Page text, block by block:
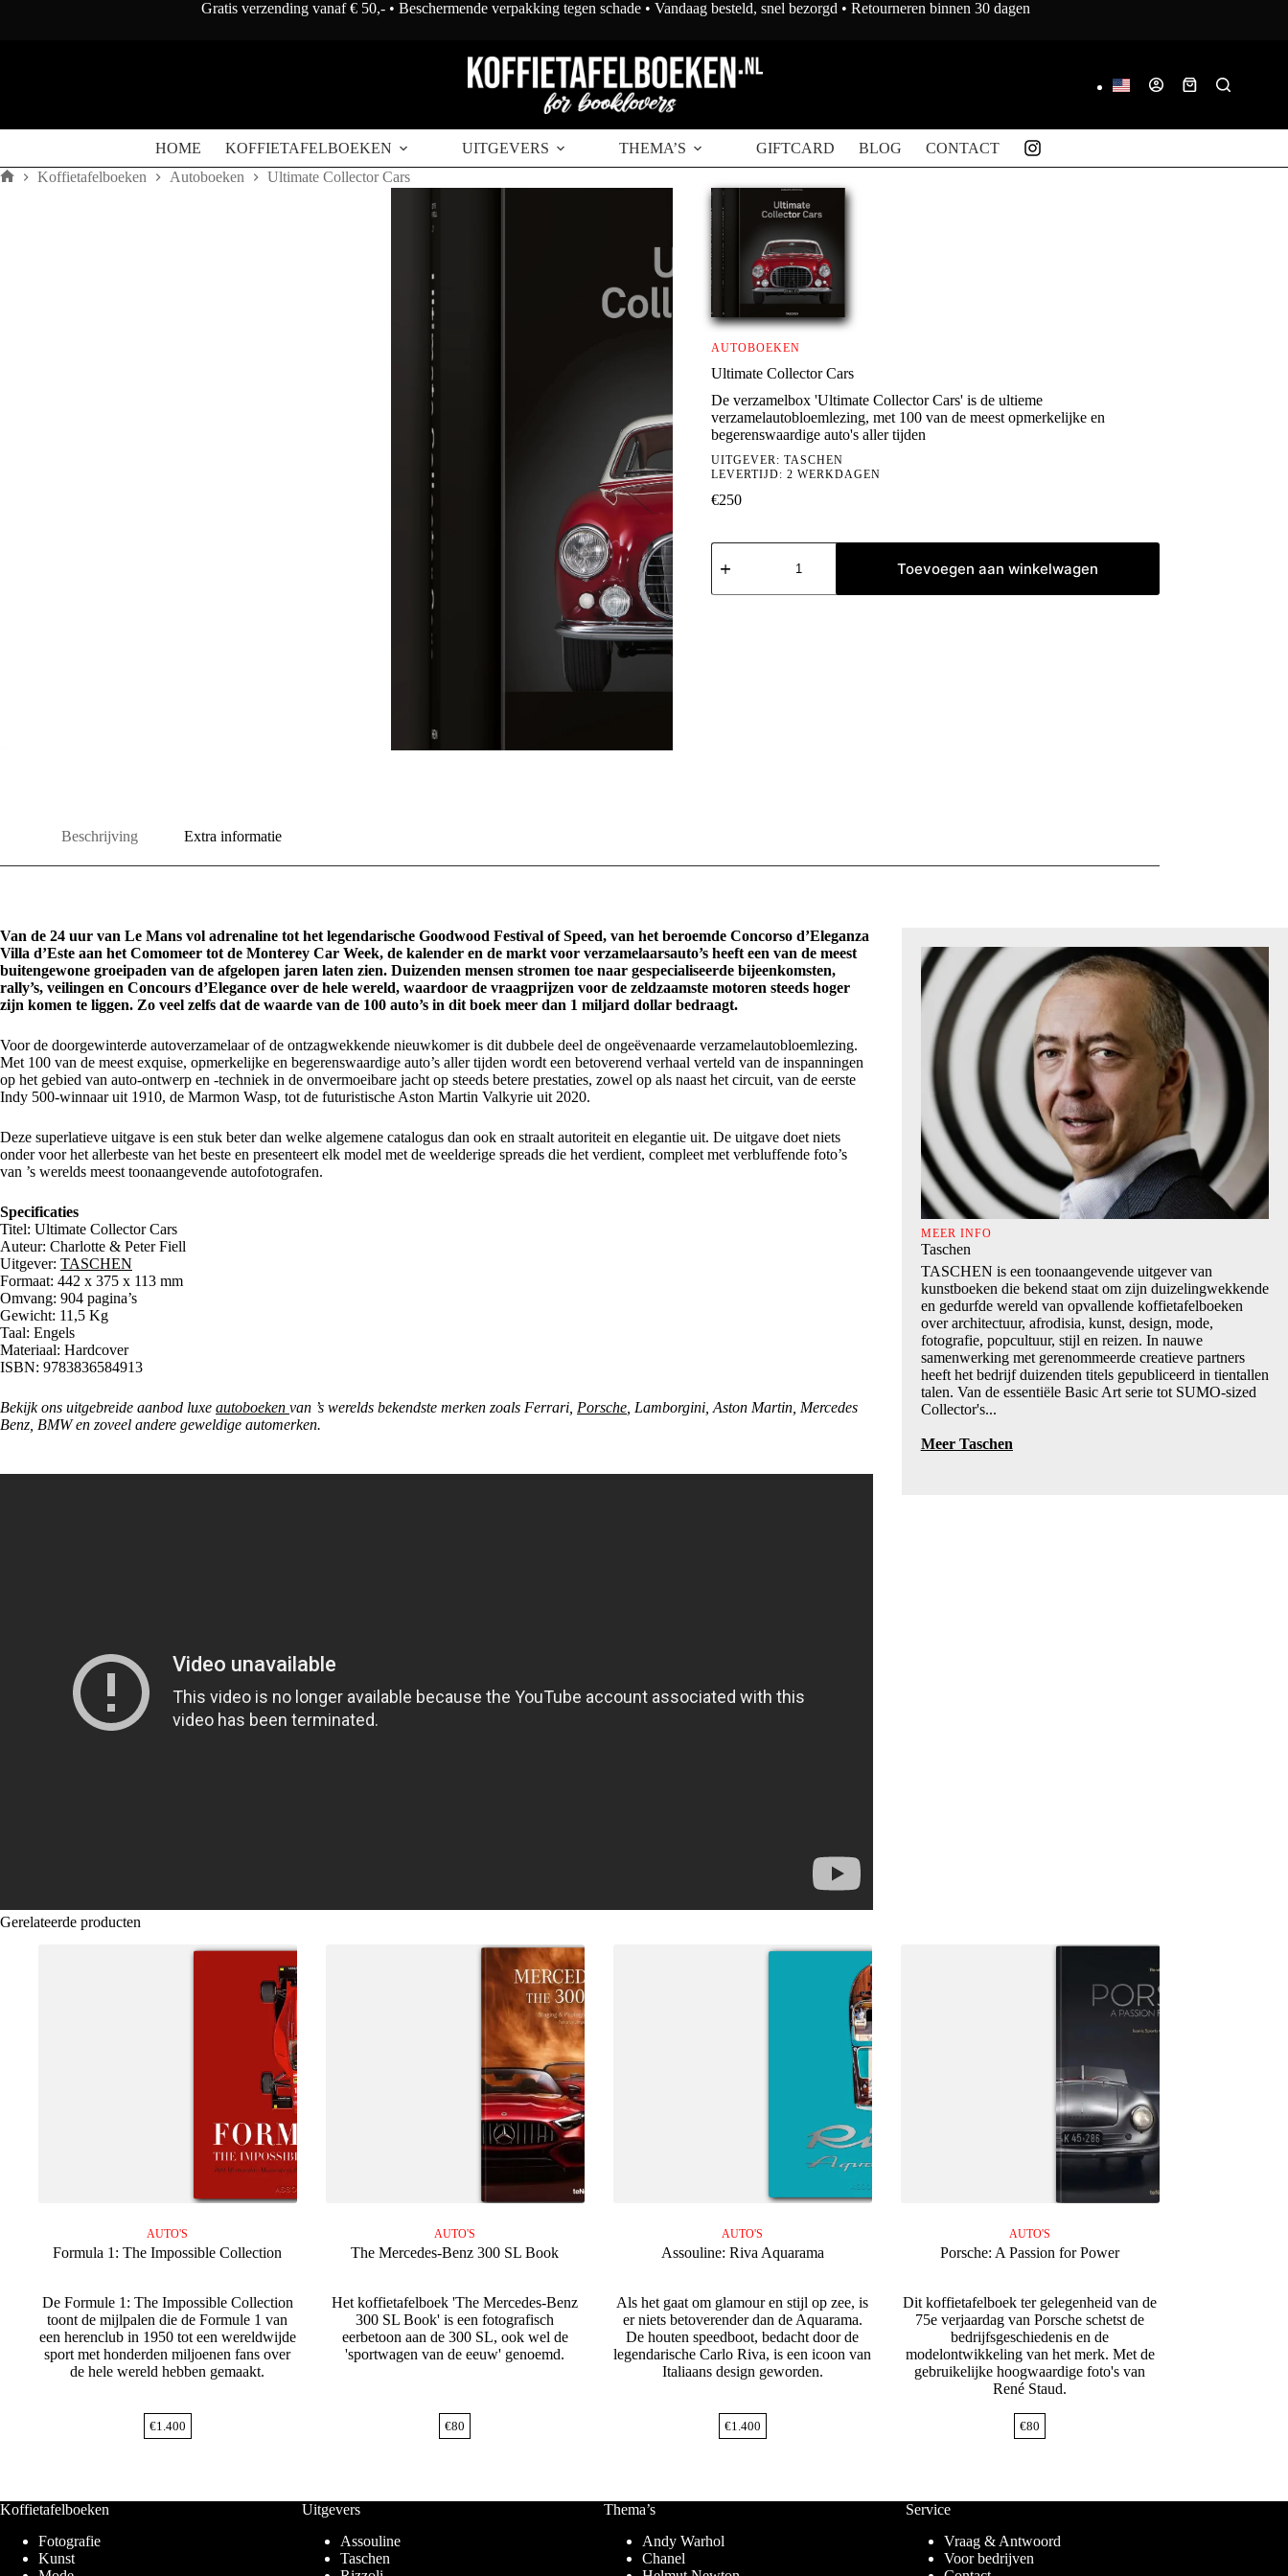
aantal
Gratis verzending vanaf € 50,- • Beschermende verpakking tegen schade • Vandaag besteld, snel bezorgd • Retourneren binnen 30 dagen
Winkelwagen
HOME KOFFIETAFELBOEKEN UITGEVERS THEMA’S GIFTCARD BLOG CONTACT
Koffietafelboeken Autoboeken Ultimate Collector Cars
AUTOBOEKEN
Ultimate Collector Cars
De verzamelbox 'Ultimate Collector Cars' is de ultieme
verzamelautobloemlezing, met 100 van de meest opmerkelijke en
begerenswaardige auto's aller tijden
UITGEVER: TASCHEN
LEVERTIJD: 2 WERKDAGEN
€250
Ultimate
Collector
aantal
Toevoegen aan winkelwagen
Beschrijving Extra informatie
Van de 24 uur van Le Mans vol adrenaline tot het legendarische Goodwood Festival of Speed, van het beroemde Concorso d’Eleganza
Villa d’Este aan het Comomeer tot de Monterey Car Week, de kalender en de markt voor verzamelaarsauto’s heeft een van de meest
buitengewone groeipaden van de afgelopen jaren laten zien. Duizenden mensen stromen toe naar gespecialiseerde bijeenkomsten,
rally’s, veilingen en Concours d’Elegance over de hele wereld, waardoor de vraagprijzen voor de zeldzaamste motoren steeds hoger
zijn komen te liggen. Zo veel zelfs dat de waarde van de 100 auto’s in dit boek meer dan 1 miljard dollar bedraagt.
Voor de doorgewinterde autoverzamelaar of de ontzagwekkende nieuwkomer is dit dubbele deel de ongeëvenaarde verzamelautobloemlezing.
Met 100 van de meest exquise, opmerkelijke en begerenswaardige auto’s aller tijden wordt een betoverend verhaal verteld van de inspanningen
op het gebied van auto-ontwerp en -techniek in de onvermoeibare jacht op steeds betere prestaties, zowel op als naast het circuit, van de eerste
Indy 500-winnaar uit 1910, de Marmon Wasp, tot de futuristische Aston Martin Valkyrie uit 2020.
Deze superlatieve uitgave is een stuk beter dan welke algemene catalogus dan ook en straalt autoriteit en elegantie uit. De uitgave doet niets
onder voor het allerbeste van het beste en presenteert elk model met de weelderige spreads die het verdient, compleet met verbluffende foto’s
van ’s werelds meest toonaangevende autofotografen.
Specificaties
Titel: Ultimate Collector Cars
Auteur: Charlotte & Peter Fiell
Uitgever: TASCHEN
Formaat: 442 x 375 x 113 mm
Omvang: 904 pagina’s
Gewicht: 11,5 Kg
Taal: Engels
Materiaal: Hardcover
ISBN: 9783836584913
Bekijk ons uitgebreide aanbod luxe autoboeken van ’s werelds bekendste merken zoals Ferrari, Porsche , Lamborgini, Aston Martin, Mercedes
Benz, BMW en zoveel andere geweldige automerken.
MEER INFO
Taschen
TASCHEN is een toonaangevende uitgever van
kunstboeken die bekend staat om zijn duizelingwekkende
en gedurfde wereld van opvallende koffietafelboeken
over architectuur, afrodisia, kunst, design, mode,
fotografie, popcultuur, stijl en reizen. In nauwe
samenwerking met gerenommeerde creatieve partners
heeft het bedrijf duizenden titels gepubliceerd in tientallen
talen. Van de essentiële Basic Art serie tot SUMO-sized
Collector's...
Meer Taschen
Gerelateerde producten
AUTO'S
Formula 1: The Impossible Collection
De Formule 1: The Impossible Collection
toont de mijlpalen die de Formule 1 van
een herenclub in 1950 tot een wereldwijde
sport met honderden miljoenen fans over
de hele wereld hebben gemaakt.
€1.400
AUTO'S
The Mercedes-Benz 300 SL Book
Het koffietafelboek 'The Mercedes-Benz
300 SL Book' is een fotografisch
eerbetoon aan de 300 SL, ook wel de
'sportwagen van de eeuw' genoemd.
€80
AUTO'S
Assouline: Riva Aquarama
Als het gaat om glamour en stijl op zee, is
er niets betoverender dan de Aquarama.
De houten speedboot, bedacht door de
legendarische Carlo Riva, is een icoon van
Italiaans design geworden.
€1.400
AUTO'S
Porsche: A Passion for Power
Dit koffietafelboek ter gelegenheid van de
75e verjaardag van Porsche schetst de
bedrijfsgeschiedenis en de
modelontwikkeling van het merk. Met de
gebruikelijke hoogwaardige foto's van
René Staud.
€80
Koffietafelboeken
Fotografie
Kunst
Uitgevers
Assouline
Taschen
Thema’s
Andy Warhol
Chanel
Service
Vraag & Antwoord
Voor bedrijven